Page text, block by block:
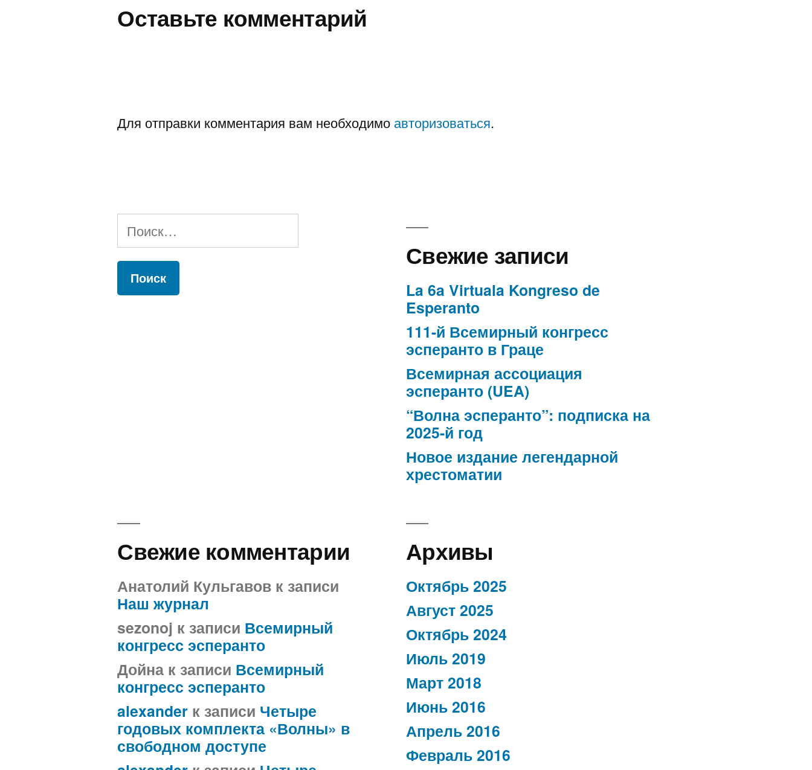
Оставьте комментарий
Для отправки комментария вам необходимо авторизоваться.
Найти:
Свежие записи
La 6a Virtuala Kongreso de
Esperanto
111-й Всемирный конгресс
эсперанто в Граце
Всемирная ассоциация
эсперанто (UEA)
“Волна эсперанто”: подписка на
2025-й год
Новое издание легендарной
хрестоматии
Свежие комментарии
Анатолий Кульгавов к записи
Наш журнал
sezonoj к записи Всемирный
конгресс эсперанто
Дойна к записи Всемирный
конгресс эсперанто
alexander к записи Четыре
годовых комплекта «Волны» в
свободном доступе
Архивы
Октябрь 2025
Август 2025
Октябрь 2024
Июль 2019
Март 2018
Июнь 2016
Апрель 2016
Февраль 2016